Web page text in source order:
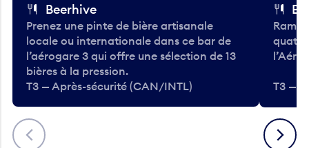
Précédent
Beerhive
Prenez une pinte de bière artisanale
locale ou internationale dans ce bar de
l’aérogare 3 qui offre une sélection de 13
bières à la pression.
T3 — Après-sécurité (CAN/INTL)
T3 —
Suivant